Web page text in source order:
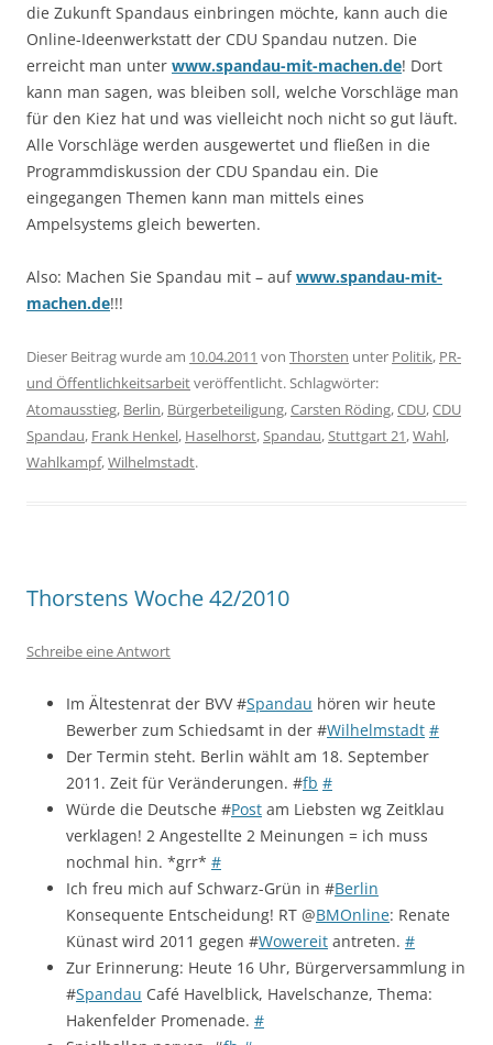
die Zukunft Spandaus einbringen möchte, kann auch die
Online-Ideenwerkstatt der CDU Spandau nutzen. Die
erreicht man unter www.spandau-mit-machen.de! Dort
kann man sagen, was bleiben soll, welche Vorschläge man
für den Kiez hat und was vielleicht noch nicht so gut läuft.
Alle Vorschläge werden ausgewertet und fließen in die
Programmdiskussion der CDU Spandau ein. Die
eingegangen Themen kann man mittels eines
Ampelsystems gleich bewerten.
Also: Machen Sie Spandau mit – aufwww.spandau-mit-
machen.de!!!
Dieser Beitrag wurde am 10.04.2011 von Thorsten unter Politik, PR-
und Öffentlichkeitsarbeitveröffentlicht. Schlagwörter:
Atomausstieg, Berlin, Bürgerbeteiligung,Carsten Röding,CDU,CDU
Spandau, Frank Henkel, Haselhorst,Spandau,Stuttgart 21,Wahl,
Wahlkampf,Wilhelmstadt.
Thorstens Woche 42/2010
Schreibe eine Antwort
Im Ältestenrat der BVV #Spandau hören wir heute
Bewerber zum Schiedsamt in der #Wilhelmstadt #
Der Termin steht. Berlin wählt am 18. September
2011. Zeit für Veränderungen. #fb #
Würde die Deutsche #Post am Liebsten wg Zeitklau
verklagen! 2 Angestellte 2 Meinungen = ich muss
nochmal hin. *grr* #
Ich freu mich auf Schwarz-Grün in #Berlin
Konsequente Entscheidung! RT @BMOnline: Renate
Künast wird 2011 gegen #Wowereit antreten. #
Zur Erinnerung: Heute 16 Uhr, Bürgerversammlung in
#Spandau Café Havelblick, Havelschanze, Thema:
Hakenfelder Promenade. #